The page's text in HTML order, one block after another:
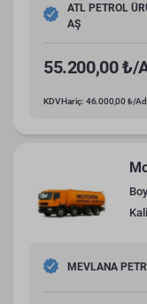
ATL PETROL
AŞ
55.200,00 ₺/
KDV Hariç: 46.000,00 ₺/
MEVLANA